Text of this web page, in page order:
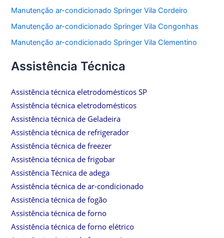
Manutenção ar-condicionado Springer Vila Cordeiro
Manutenção ar-condicionado Springer Vila Congonhas
Manutenção ar-condicionado Springer Vila Clementino
Assistência Técnica
Assistência técnica eletrodomésticos SP
Assistência técnica eletrodomésticos
Assistência técnica de Geladeira
Assistência técnica de refrigerador
Assistência técnica de freezer
Assistência técnica de frigobar
Assistência Técnica de adega
Assistência técnica de ar-condicionado
Assistência técnica de fogão
Assistência técnica de forno
Assistência técnica de forno elétrico